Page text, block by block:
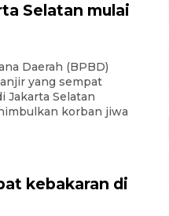
Selatan mulai
Daerah (BPBD)
yang sempat
Jakarta Selatan
korban jiwa
kebakaran di